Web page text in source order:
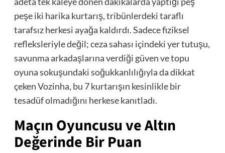
peşe iki harika kurtarış, tribünlerdeki taraflı
tarafsız herkesi ayağa kaldırdı. Sadece fiziksel
refleksleriyle değil; ceza sahası içindeki yer tutuşu,
savunma arkadaşlarına verdiği güven ve topu
oyuna sokuşundaki soğukkanlılığıyla da dikkat
çeken Vozinha, bu 7 kurtarışın kesinlikle bir
tesadüf olmadığını herkese kanıtladı.
Maçın Oyuncusu ve Altın
Değerinde Bir Puan